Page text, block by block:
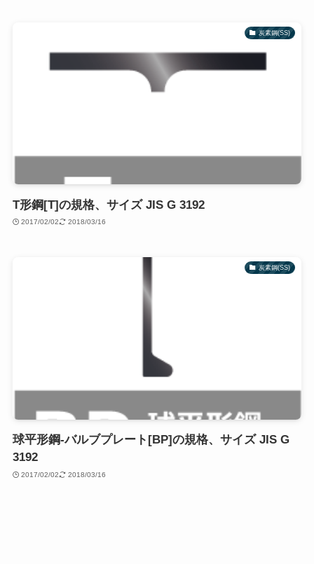
炭素鋼(SS)
T形鋼[T]の規格、サイズ JIS G 3192
2017/02/02 2018/03/16
炭素鋼(SS)
球平形鋼-バルブプレート[BP]の規格、サイズ JIS G
3192
2017/02/02 2018/03/16